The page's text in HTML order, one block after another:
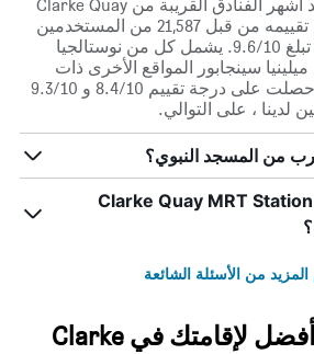
مارينا باي ساندز هو أحد أشهر الفنادق القريبة من Clarke Quay
MRT Station والذي تم تقييمه من قبل 21,587 من المستخدمين
ولديه حالياً درجة تقييم تبلغ 9.6/10. يشمل كل من نوستالجيا
سينجابور المواقع الأخرى ذات
التصنيف الأعلى والتي حصلت على درجة تقييم 8.4/10 و 9.3/10
لدينا ، على التوالي.
من المسجد النبوي؟
ما هو الفندق الجيد في Clarke Quay MRT Station
من الأسئلة الشائعة
اعثر على نتائج أفضل لإقامتك في Clarke